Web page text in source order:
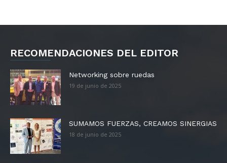
RECOMENDACIONES DEL EDITOR
Networking sobre ruedas
19 de junio de 2025
SUMAMOS FUERZAS, CREAMOS SINERGIAS
18 de junio de 2025